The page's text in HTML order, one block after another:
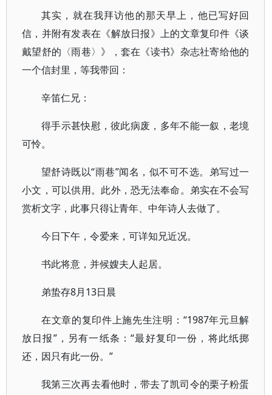
其实，就在我拜访他的那天早上，他已写好回
信，并附有发表在《解放日报》上的文章复印件《谈
戴望舒的〈雨巷〉》，套在《读书》杂志社寄给他的
一个信封里，等我带回：
辛笛仁兄：
得手示甚快慰，彼此病废，多年不能一叙，老境
可怜。
望舒诗既以“雨巷”闻名，似不可不选。弟写过一
小文，可以供用。此外，恐无法奉命。弟实在不会写
赏析文字，此事只得让青年、中年诗人去做了。
今日下午，令爱来，可详知兄近况。
书此将意，并候嫂夫人起居。
弟蛰存8月13日晨
在文章的复印件上施先生注明：“1987年元旦解
放日报”，另有一纸条：“最好复印一份，将此纸掷
还，因只有此一份。”
我第三次再去看他时，带去了凯司令的栗子粉蛋